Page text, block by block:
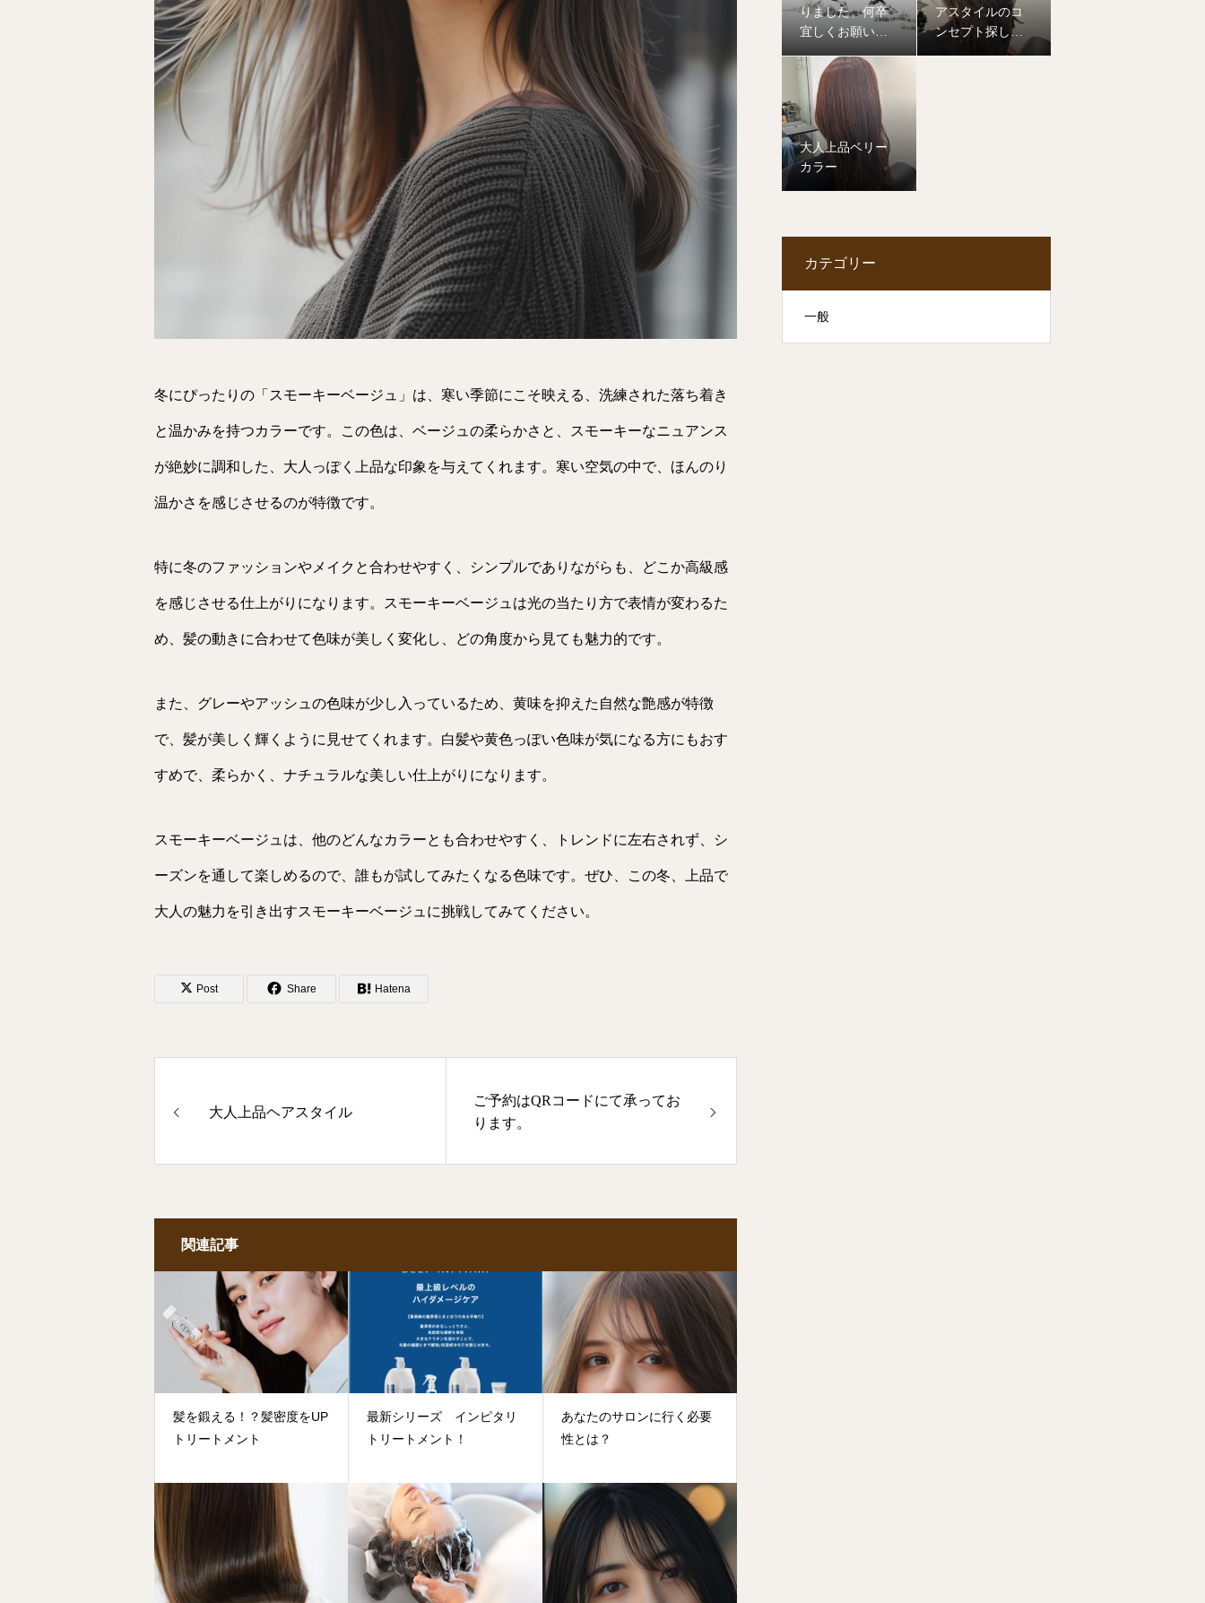
冬にぴったりの「スモーキーベージュ」は、寒い季節にこそ映える、洗練された落ち着き
と温かみを持つカラーです。この色は、ベージュの柔らかさと、スモーキーなニュアンス
が絶妙に調和した、大人っぽく上品な印象を与えてくれます。寒い空気の中で、ほんのり
温かさを感じさせるのが特徴です。
特に冬のファッションやメイクと合わせやすく、シンプルでありながらも、どこか高級感
を感じさせる仕上がりになります。スモーキーベージュは光の当たり方で表情が変わるた
め、髪の動きに合わせて色味が美しく変化し、どの角度から見ても魅力的です。
また、グレーやアッシュの色味が少し入っているため、黄味を抑えた自然な艶感が特徴
で、髪が美しく輝くように見せてくれます。白髪や黄色っぽい色味が気になる方にもおす
すめで、柔らかく、ナチュラルな美しい仕上がりになります。
スモーキーベージュは、他のどんなカラーとも合わせやすく、トレンドに左右されず、シ
ーズンを通して楽しめるので、誰もが試してみたくなる色味です。ぜひ、この冬、上品で
大人の魅力を引き出すスモーキーベージュに挑戦してみてください。
Post Share Hatena
大人上品ヘアスタイル
ご予約はQRコードにて承ってお
ります。
関連記事
髪を鍛える！？髪密度をUP
トリートメント
最新シリーズ インピタリ
トリートメント！
あなたのサロンに行く必要
性とは？
りました。何卒
宜しくお願い致
アスタイルのコ
ンセプト探して
みませんか？
大人上品ベリー
カラー
カテゴリー
一般